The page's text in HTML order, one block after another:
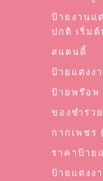
ป้ายงานแ
ปกติ เริ่ม
สแตนดี้
ป้ายแต่งง
ป้ายพร๊อพ
ของชำร่วย
กากเพชร
ราคาป้าย
ป้ายแต่งง